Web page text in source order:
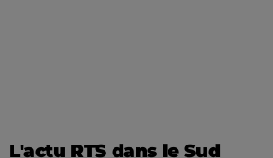
L'actu RTS dans le Sud